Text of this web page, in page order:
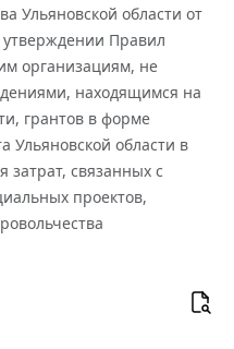
Ульяновской области от
утверждении Правил
организациям, не
находящимся на
грантов в форме
Ульяновской области в
затрат, связанных с
проектов,